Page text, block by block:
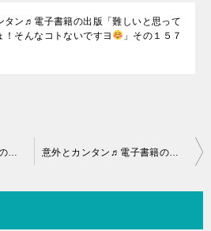
タン♬電子書籍の出版「難しいと思って
！そんなコトないですヨ
」その１５７
意外とカンタン♬電子書籍の出版「難しいと思ってたんでしょ！そんなコトないですヨ 意外とカンタン♬電子書籍の出版「難しいと思ってたんでしょ！そんなコトないですヨ